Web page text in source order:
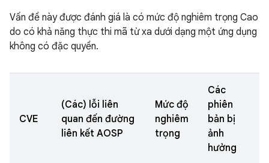
Vấn đề này được đánh giá là có mức độ nghiêm trọng Cao
do có khả năng thực thi mã từ xa dưới dạng một ứng dụng
không có đặc quyền.
CVE
(Các) lỗi liên
quan đến đường
liên kết AOSP
Mức độ
nghiêm
trọng
Các
phiên
bản bị
ảnh
hưởng